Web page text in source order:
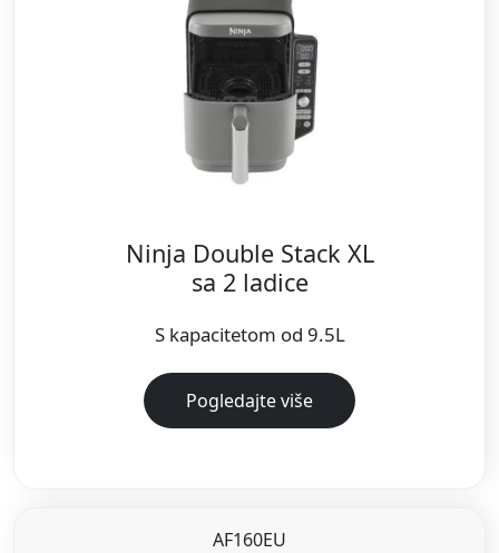
Ninja Double Stack XL
sa 2 ladice
S kapacitetom od 9.5L
Pogledajte više
AF160EU